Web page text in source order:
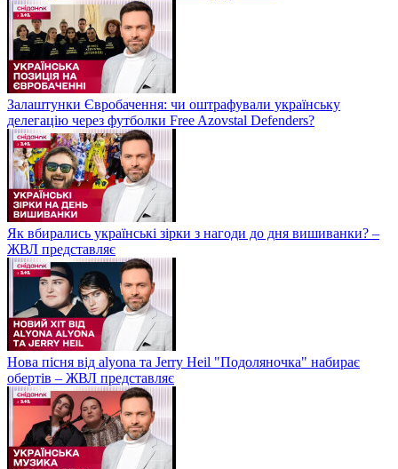
Залаштунки Євробачення: чи оштрафували українську
делегацію через футболки Free Azovstal Defenders?
Як вбирались українські зірки з нагоди до дня вишиванки? –
ЖВЛ представляє
Нова пісня від alyona та Jerry Heil "Подоляночка" набирає
обертів – ЖВЛ представляє